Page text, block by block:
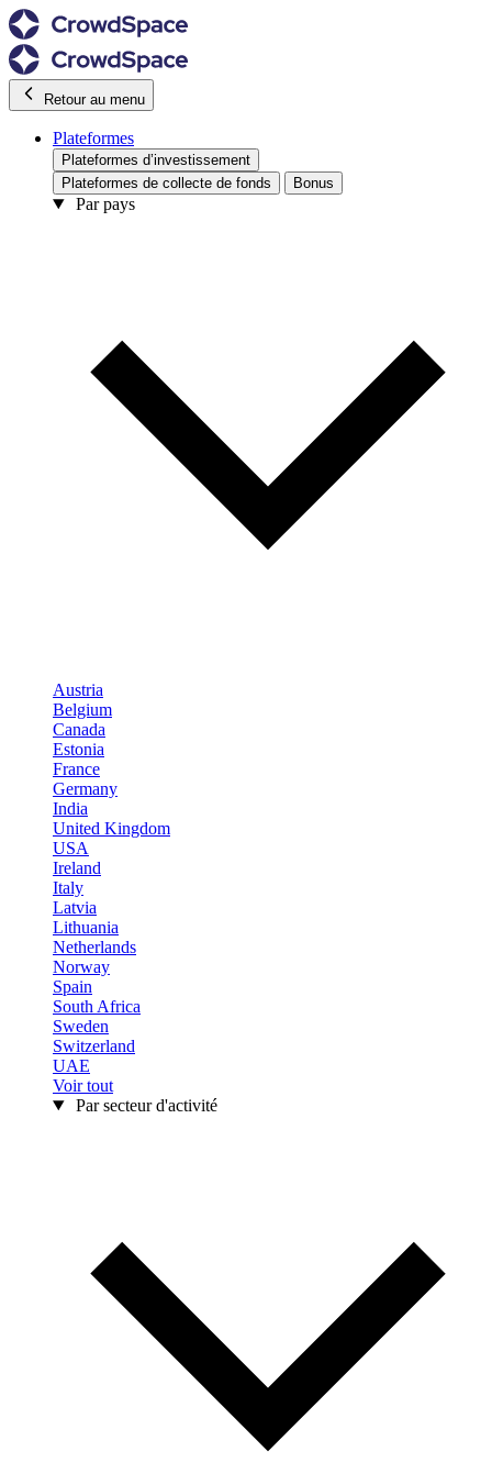
Retour au menu
Plateformes
Plateformes d’investissement
Plateformes de collecte de fonds
Bonus
Par pays
Austria
Belgium
Canada
Estonia
France
Germany
India
United Kingdom
USA
Ireland
Italy
Latvia
Lithuania
Netherlands
Norway
Spain
South Africa
Sweden
Switzerland
UAE
Voir tout
Par secteur d'activité